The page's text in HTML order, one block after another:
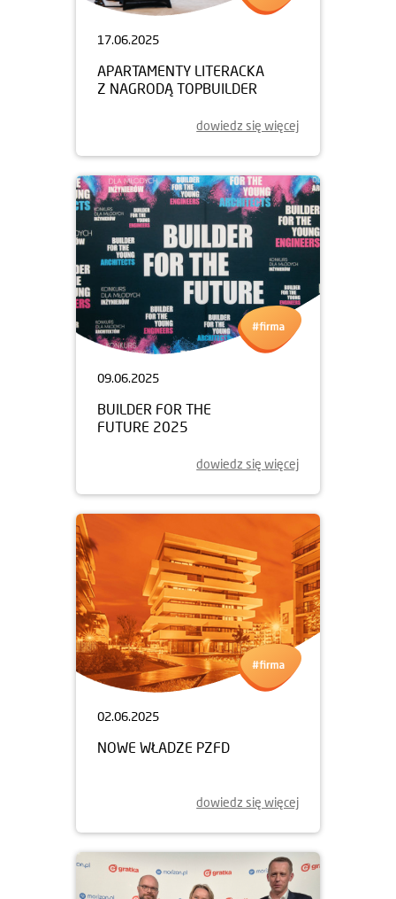
17.06.2025
APARTAMENTY LITERACKA
Z NAGRODĄ TOPBUILDER
dowiedz się więcej
09.06.2025
BUILDER FOR THE
FUTURE 2025
dowiedz się więcej
02.06.2025
NOWE WŁADZE PZFD
dowiedz się więcej